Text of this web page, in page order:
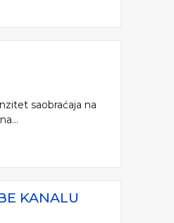
saobraćaja na
KANALU